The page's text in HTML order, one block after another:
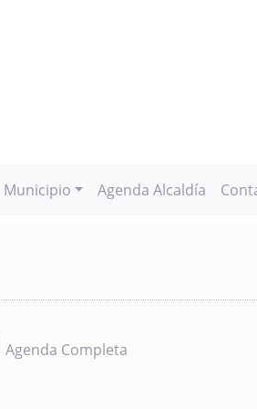
Municipio Agenda Alcaldía
Agenda Completa